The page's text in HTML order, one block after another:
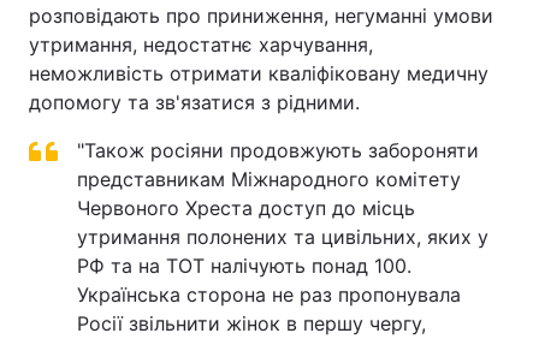
Цікавинки Погода
Екологія Регіони
Відео з Youtube Статті
Інтерв'ю
Архів Вакансії
розповідають про приниження, негуманні умови
утримання, недостатнє харчування,
неможливість отримати кваліфіковану медичну
допомогу та зв'язатися з рідними.
"Також росіяни продовжують забороняти
представникам Міжнародного комітету
Червоного Хреста доступ до місць
утримання полонених та цивільних, яких у
РФ та на ТОТ налічують понад 100.
Українська сторона не раз пропонувала
Росії звільнити жінок в першу чергу,